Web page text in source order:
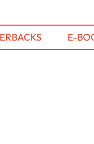
E-